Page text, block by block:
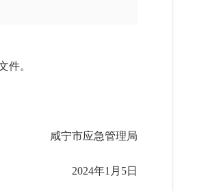
件。
咸宁市应急管理局
2024年1 月5日